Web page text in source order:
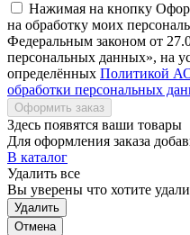
Нажимая на кнопку
на обработку моих
Федеральным законом от
персональных данных», на
определённых Политикой
обработки персональных
Оформить заказ
Здесь появятся ваши товары
Для оформления заказа
В каталог
Удалить все
Вы уверены что хотите
Удалить
Отмена